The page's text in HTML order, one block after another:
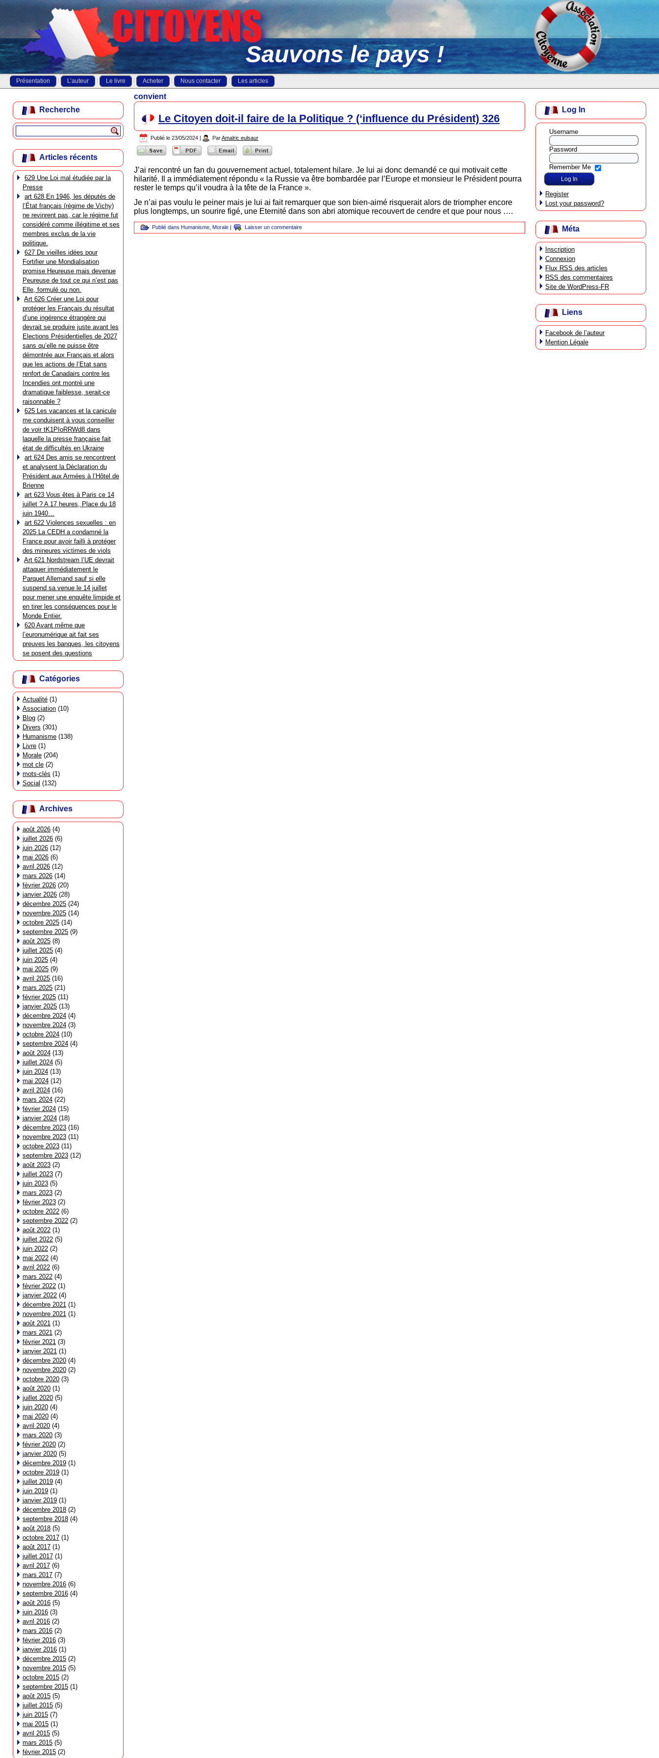
Sauvons le pays !
Présentation L’auteur Le livre Acheter Nous contacter Les articles
Recherche
Articles récents
629 Une Loi mal étudiée par la
Presse
art 628 En 1946, les députés de
l’État français (régime de Vichy)
ne revinrent pas, car le régime fut
considéré comme illégitime et ses
membres exclus de la vie
politique.
627 De vieilles idées pour
Fortifier une Mondialisation
promise Heureuse mais devenue
Peureuse de tout ce qui n’est pas
Elle, formulé ou non.
Art 626 Créer une Loi pour
protéger les Français du résultat
d’une ingérence étrangère qui
devrait se produire juste avant les
Elections Présidentielles de 2027
sans qu’elle ne puisse être
démontrée aux Français et alors
que les actions de l’Etat sans
renfort de Canadairs contre les
Incendies ont montré une
dramatique faiblesse, serait-ce
raisonnable ?
625 Les vacances et la canicule
me conduisent à vous conseiller
de voir tK1PIoRRWd8 dans
laquelle la presse française fait
état de difficultés en Ukraine
art 624 Des amis se rencontrent
et analysent la Déclaration du
Président aux Armées à l’Hôtel de
Brienne
art 623 Vous êtes à Paris ce 14
juillet ? A 17 heures, Place du 18
juin 1940…
art 622 Violences sexuelles : en
2025 La CEDH a condamné la
France pour avoir failli à protéger
des mineures victimes de viols
Art 621 Nordstream l’UE devrait
attaquer immédiatement le
Parquet Allemand sauf si elle
suspend sa venue le 14 juillet
pour mener une enquête limpide et
en tirer les conséquences pour le
Monde Entier.
620 Avant même que
l’euronumérique ait fait ses
preuves les banques, les citoyens
se posent des questions
Catégories
Actualité (1)
Association (10)
Blog (2)
Divers (301)
Humanisme (138)
Livre (1)
Morale (204)
mot cle (2)
mots-clés (1)
Social (132)
Archives
août 2026 (4)
juillet 2026 (6)
juin 2026 (12)
mai 2026 (6)
avril 2026 (12)
mars 2026 (14)
février 2026 (20)
janvier 2026 (28)
décembre 2025 (24)
novembre 2025 (14)
octobre 2025 (14)
septembre 2025 (9)
août 2025 (8)
juillet 2025 (4)
juin 2025 (4)
mai 2025 (9)
avril 2025 (16)
mars 2025 (21)
février 2025 (11)
janvier 2025 (13)
décembre 2024 (4)
novembre 2024 (3)
octobre 2024 (10)
septembre 2024 (4)
août 2024 (13)
juillet 2024 (5)
juin 2024 (13)
mai 2024 (12)
avril 2024 (16)
mars 2024 (22)
février 2024 (15)
janvier 2024 (18)
décembre 2023 (16)
novembre 2023 (11)
octobre 2023 (11)
septembre 2023 (12)
août 2023 (2)
juillet 2023 (7)
juin 2023 (5)
mars 2023 (2)
février 2023 (2)
octobre 2022 (6)
septembre 2022 (2)
août 2022 (1)
juillet 2022 (5)
juin 2022 (2)
mai 2022 (4)
avril 2022 (6)
mars 2022 (4)
février 2022 (1)
janvier 2022 (4)
décembre 2021 (1)
novembre 2021 (1)
août 2021 (1)
mars 2021 (2)
février 2021 (3)
janvier 2021 (1)
décembre 2020 (4)
novembre 2020 (2)
octobre 2020 (3)
août 2020 (1)
juillet 2020 (5)
juin 2020 (4)
mai 2020 (4)
avril 2020 (4)
mars 2020 (3)
février 2020 (2)
janvier 2020 (5)
décembre 2019 (1)
octobre 2019 (1)
juillet 2019 (4)
juin 2019 (1)
janvier 2019 (1)
décembre 2018 (2)
septembre 2018 (4)
août 2018 (5)
octobre 2017 (1)
août 2017 (1)
juillet 2017 (1)
avril 2017 (6)
mars 2017 (7)
novembre 2016 (6)
septembre 2016 (4)
août 2016 (5)
juin 2016 (3)
avril 2016 (2)
mars 2016 (2)
février 2016 (3)
janvier 2016 (1)
décembre 2015 (2)
novembre 2015 (5)
octobre 2015 (2)
septembre 2015 (1)
août 2015 (5)
juillet 2015 (5)
juin 2015 (7)
mai 2015 (1)
avril 2015 (5)
mars 2015 (5)
février 2015 (2)
convient
Le Citoyen doit-il faire de la Politique ? (‘influence du Président) 326
Publié le 23/05/2024 | ParAmalric eulsaur
J’ai rencontré un fan du gouvernement actuel, totalement hilare. Je lui ai donc demandé ce qui motivait cette
hilarité. Il a immédiatement répondu « la Russie va être bombardée par l’Europe et monsieur le Président pourra
rester le temps qu’il voudra à la tête de la France ».
Je n’ai pas voulu le peiner mais je lui ai fait remarquer que son bien-aimé risquerait alors de triompher encore
plus longtemps, un sourire figé, une Eternité dans son abri atomique recouvert de cendre et que pour nous ….
Publié dans Humanisme Morale | Laisser un commentaire
Log In
Username
Password
Remember Me
Register
Lost your password?
Méta
Inscription
Connexion
Flux RSS des articles
RSS des commentaires
Site de WordPress-FR
Liens
Facebook de l’auteur
Mention Légale